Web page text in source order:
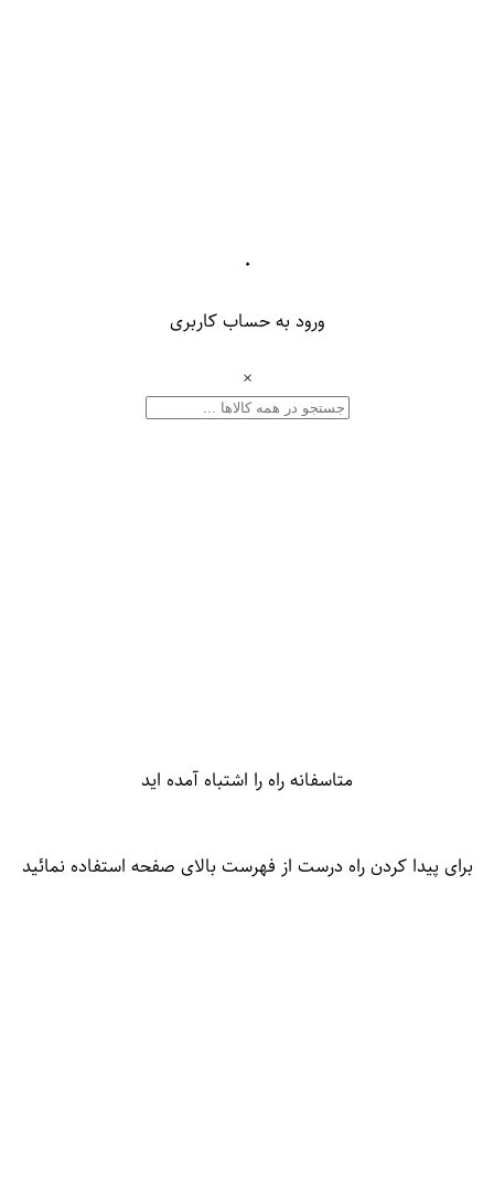
۰
ورود به حساب کاربری
×
متاسفانه راه را اشتباه آمده اید
برای پیدا کردن راه درست از فهرست بالای صفحه استفاده نمائید